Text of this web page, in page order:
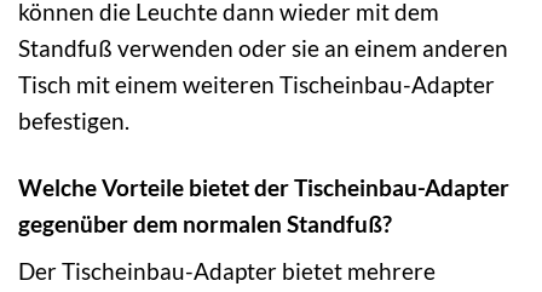
können die Leuchte dann wieder mit dem
Standfuß verwenden oder sie an einem anderen
Tisch mit einem weiteren Tischeinbau-Adapter
befestigen.
Welche Vorteile bietet der Tischeinbau-Adapter
gegenüber dem normalen Standfuß?
Der Tischeinbau-Adapter bietet mehrere